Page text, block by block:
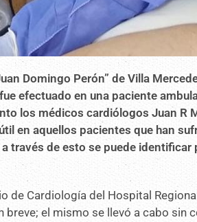
Domingo Perón” de Villa
efectuado en una paciente
los médicos cardiólogos Juan R
en aquellos pacientes que han
través de esto se puede
de Cardiología del Hospital
el mismo se llevó a cabo sin